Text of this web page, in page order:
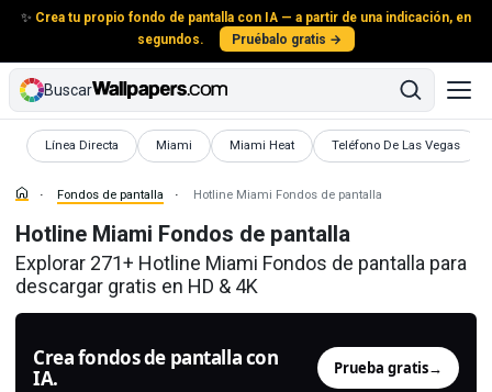
✨ Crea tu propio fondo de pantalla con IA — a partir de una indicación, en
segundos.
Pruébalo gratis →
Buscar
Línea Directa
Fondos de pantalla Miami
Fondos de pantallaMiami Heat
Fondos de pantallaTeléfono De Las Vegas
Fondos de pantalla
Fondos de pantalla Hotline Miami Fondos de pantalla
Hotline Miami Fondos de pantalla
Explorar 271+ Hotline Miami Fondos de pantalla para
descargar gratis en HD & 4K
Crea fondos de pantalla con
IA.
Prueba gratis→